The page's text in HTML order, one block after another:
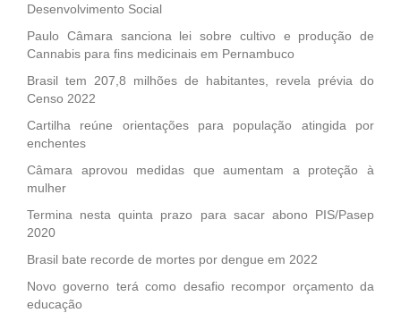
Desenvolvimento Social
Paulo Câmara sanciona lei sobre cultivo e produção de
Cannabis para fins medicinais em Pernambuco
Brasil tem 207,8 milhões de habitantes, revela prévia do
Censo 2022
Cartilha reúne orientações para população atingida por
enchentes
Câmara aprovou medidas que aumentam a proteção à
mulher
Termina nesta quinta prazo para sacar abono PIS/Pasep
2020
Brasil bate recorde de mortes por dengue em 2022
Novo governo terá como desafio recompor orçamento da
educação